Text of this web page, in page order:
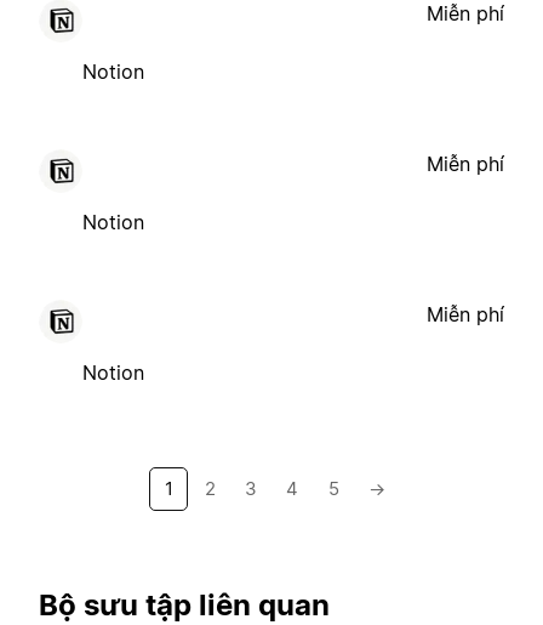
Notion
Miễn phí
Notion
Miễn phí
Notion
Miễn phí
1 2 3 4 5 →
Bộ sưu tập liên quan